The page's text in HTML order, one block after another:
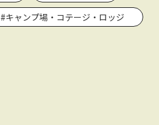
#キャンプ場・コテージ・ロッジ